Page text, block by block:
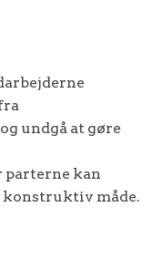
undgå at gøre
parterne kan
konstruktiv måde.